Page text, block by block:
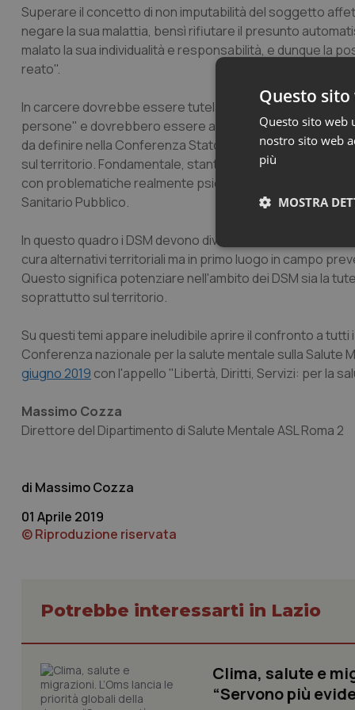
Superare il concetto di non imputabilità del soggetto
negare la sua malattia, bensì rifiutare il presunto
malato la sua individualità e responsabilità, e dunque la
reato".
In carcere dovrebbe essere tutelata la salute mentale
persone" e dovrebbero essere aperte le articolazioni
da definire nella Conferenza Stato Regioni. Mentre chi
sul territorio. Fondamentale, stante le risorse limitate, è
con problematiche realmente psichiatriche,
Sanitario Pubblico.
In questo quadro i DSM devono diventare titolari della
cura alternativi territoriali ma in primo luogo in campo
Questo significa potenziare nell'ambito dei DSM sia la
soprattutto sul territorio.
Su questi temi appare ineludibile aprire il confronto a
Conferenza nazionale per la salute mentale sulla Salute
giugno 2019 con l'appello "Libertà, Diritti, Servizi: per la
Massimo Cozza
Direttore del Dipartimento di Salute Mentale ASL Roma 2
Massimo Cozza
01 Aprile 2019
© Riproduzione riservata
Potrebbe interessarti in Lazio
Clima, salute e
“Servono più
Questo
Questo sito web
nostro sito web
più
MOSTRA
Nome
tracking-enable
tracking-sites-